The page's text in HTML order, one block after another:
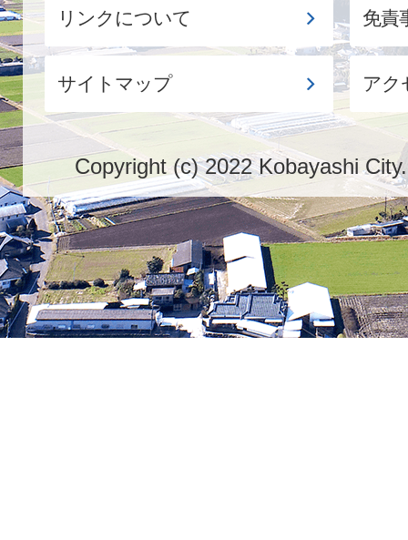
リンクについて 免責
サイトマップ アク
Copyright (c) 2022 Kobayashi